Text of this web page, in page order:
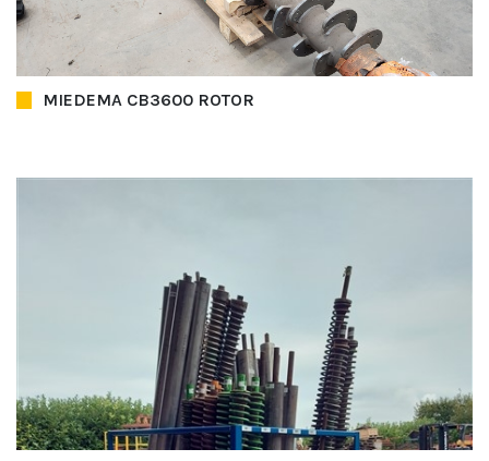
MIEDEMA CB3600 ROTOR